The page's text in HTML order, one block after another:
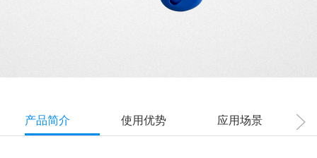
产品简介 使用优势 应用场景